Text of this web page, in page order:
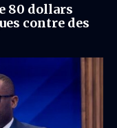
80 dollars
contre des